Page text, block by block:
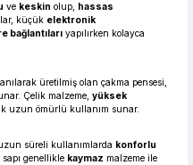
ve keskin olup, hassas
küçük elektronik
bağlantıları yapılırken kolayca
üretilmiş olan çakma pensesi,
Çelik malzeme, yüksek
uzun ömürlü kullanım sunar.
süreli kullanımlarda konforlu
genellikle kaymaz malzeme ile